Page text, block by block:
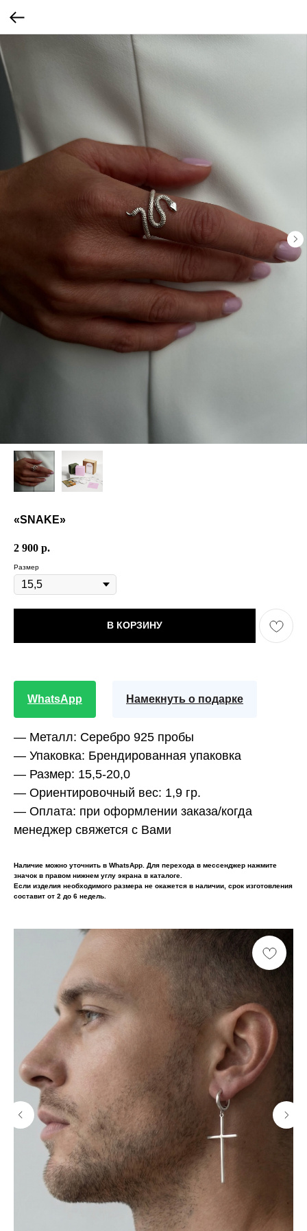
«SNAKE»
2 900 р.
Размер
В КОРЗИНУ
WhatsApp Намекнуть о подарке
— Металл: Серебро 925 пробы
— Упаковка: Брендированная упаковка
— Размер: 15,5-20,0
— Ориентировочный вес: 1,9 гр.
— Оплата: при оформлении заказа/когда
менеджер свяжется с Вами
Наличие можно уточнить в WhatsApp. Для перехода в мессенджер нажмите
значок в правом нижнем углу экрана в каталоге.
Если изделия необходимого размера не окажется в наличии, срок изготовления
составит от 2 до 6 недель.